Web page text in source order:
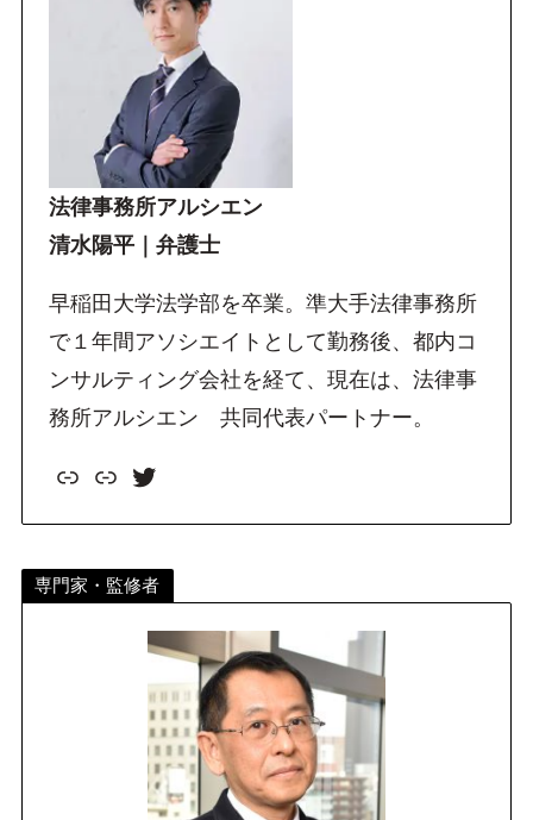
法律事務所アルシエン
清水陽平｜弁護士
早稲田大学法学部を卒業。準大手法律事務所
で１年間アソシエイトとして勤務後、都内コ
ンサルティング会社を経て、現在は、法律事
務所アルシエン 共同代表パートナー。
リンク リンク Twitter
専門家・監修者